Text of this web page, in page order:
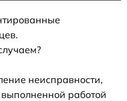
неисправности,
работой